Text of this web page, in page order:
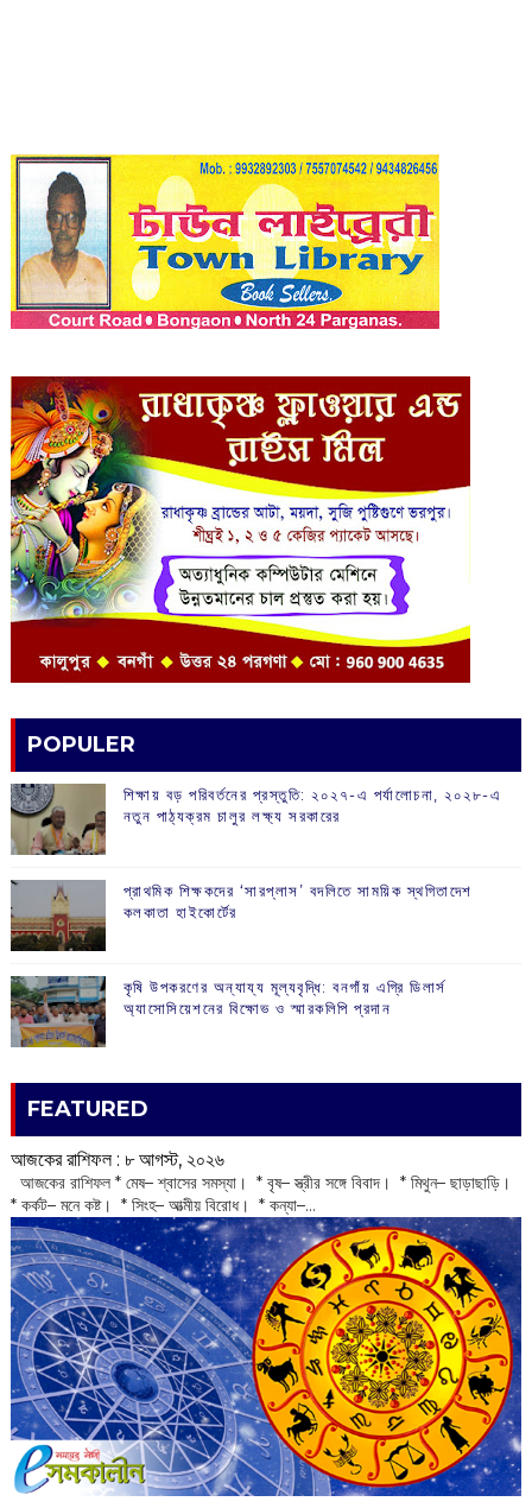
POPULER
শিক্ষায় বড় পরিবর্তনের প্রস্তুতি: ২০২৭-এ পর্যালোচনা, ২০২৮-এ
নতুন পাঠ্যক্রম চালুর লক্ষ্য সরকারের
প্রাথমিক শিক্ষকদের ‘সারপ্লাস’ বদলিতে সাময়িক স্থগিতাদেশ
কলকাতা হাইকোর্টের
কৃষি উপকরণের অন্যায্য মূল্যবৃদ্ধি: বনগাঁয় এগ্রি ডিলার্স
অ্যাসোসিয়েশনের বিক্ষোভ ও স্মারকলিপি প্রদান
FEATURED
আজকের রাশিফল :‌ ‌‌৮ আগস্ট, ২০২৬
‌ আজকের রাশিফল * মেষ– শ্বাসের সমস্যা। * বৃষ– স্ত্রীর সঙ্গে বিবাদ। * মিথুন– ছাড়াছাড়ি।
* কর্কট– মনে কষ্ট। * সিংহ– আত্মীয় বিরোধ। * কন্যা–...